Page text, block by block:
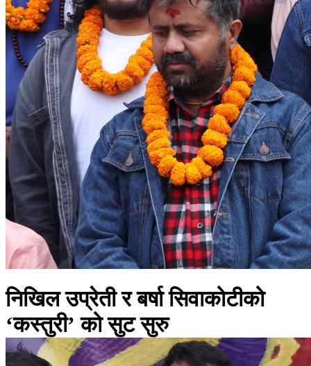
निखिल उप्रेती र बर्षा सिवाकोटीको
‘कस्तुरी’ को सुट सुरु